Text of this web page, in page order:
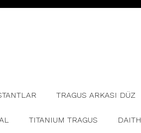
TRAGUS ARKASI DÜZ
TITANIUM TRAGUS DAITH